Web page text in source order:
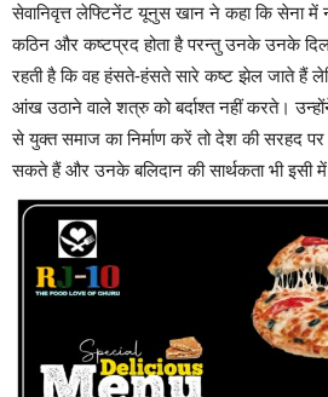
सेवानिवृत्त लेफ्टिनेंट यूनुस खान ने कहा कि सेना में
कठिन और कष्टप्रद होता है परन्तु उनके उनके
रहती है कि वह हंसते-हंसते सारे कष्ट झेल जाते हैं
आंख उठाने वाले शत्रु को बर्दाश्त नहीं करते।
से युक्त समाज का निर्माण करें तो देश की सरहद
सकते हैं और उनके बलिदान की सार्थकता भी इसी